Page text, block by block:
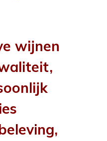
wijnen